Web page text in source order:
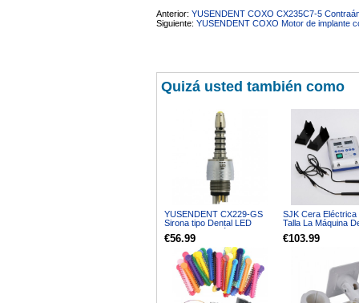
Anterior: YUSENDENT COXO CX235C7-5
Siguiente: YUSENDENT COXO Motor de implante
Quizá usted también como
YUSENDENT CX229-GS
Sirona tipo Dental LED
Acoplamiento rápido Fit
Sirona R / F
€56.99
SJK Cera Eléctrica
Talla La Máquina
€103.99